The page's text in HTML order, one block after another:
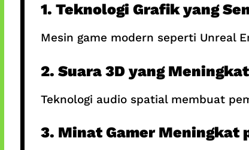
1. Teknologi Grafik yang
Mesin game modern seperti Unreal
2. Suara 3D yang
Teknologi audio spatial membuat
3. Minat Gamer Meningkat